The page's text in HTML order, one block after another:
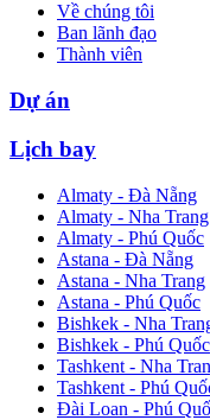
Về chúng tôi
Ban lãnh đạo
Thành viên
Dự án
Lịch bay
Almaty - Đà Nẵng
Almaty - Nha Trang
Almaty - Phú Quốc
Astana - Đà Nẵng
Astana - Nha Trang
Astana - Phú Quốc
Bishkek - Nha
Bishkek - Phú Quốc
Tashkent - Nha
Tashkent - Phú
Đài Loan - Phú